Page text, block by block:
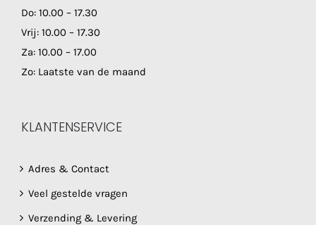
Do: 10.00 – 17.30
Vrij: 10.00 – 17.30
Za: 10.00 – 17.00
Zo: Laatste van de maand
KLANTENSERVICE
Adres & Contact
Veel gestelde vragen
Verzending & Levering